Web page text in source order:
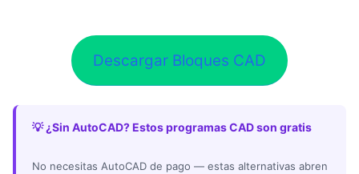
Descargar Bloques CAD
💡 ¿Sin AutoCAD? Estos programas CAD son gratis
No necesitas AutoCAD de pago — estas alternativas abren